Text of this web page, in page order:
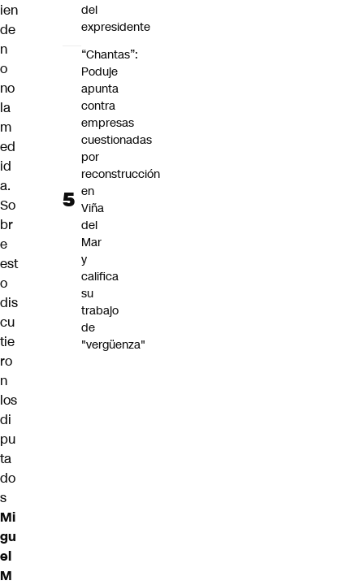
ien
de
n
o
no
la
m
ed
id
a.
So
br
e
est
o
dis
cu
tie
ro
n
los
di
pu
ta
do
s
Mi
gu
el
M
del
expresidente
“Chantas”:
Poduje
apunta
contra
empresas
cuestionadas
por
reconstrucción
en
Viña
del
Mar
y
califica
su
trabajo
de
"vergüenza"